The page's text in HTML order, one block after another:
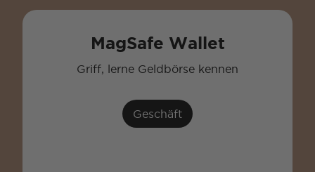
MagSafe Wallet
Griff, lerne Geldbörse kennen
Geschäft